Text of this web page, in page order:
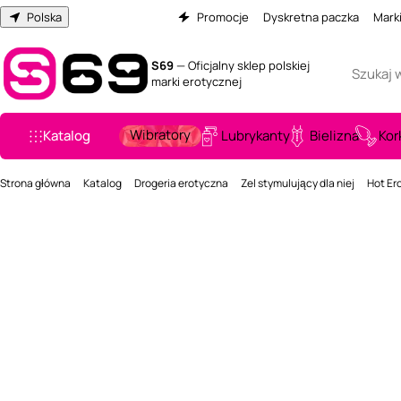
Polska Promocje Dyskretna paczka Marki
S69— Oficjalny sklep polskiej
marki erotycznej
Katalog Wibratory Lubrykanty Bielizna
Strona główna Katalog Drogeria erotyczna Zel stymulujący dla niej Hot